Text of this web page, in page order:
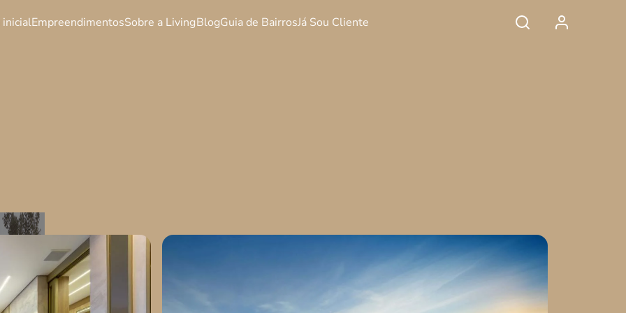
inicialEmpreendimentosSobre a LivingBlogGuia de BairrosJá Sou Cliente
escolha estética para se tornar uma extensão do estilo de vida contemporâneo. Em imóveis de alto padrão, cada
Escolher um imóvel hoje vai muito além de metragem ou preço. O estilo de vida passou a